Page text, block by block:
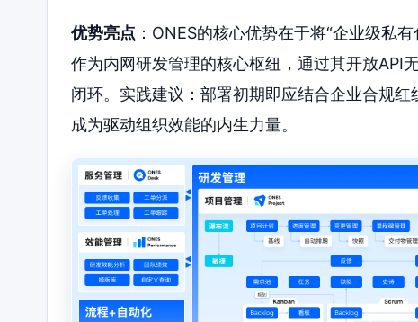
优势亮点 ：ONES的核心优势在于将“企业级私
作为内网研发管理的核心枢纽，通过其开放API
闭环。实践建议：部署初期即应结合企业合规
成为驱动组织效能的内生力量。